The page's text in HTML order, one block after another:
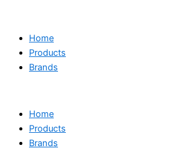
Home
Products
Brands
Home
Products
Brands